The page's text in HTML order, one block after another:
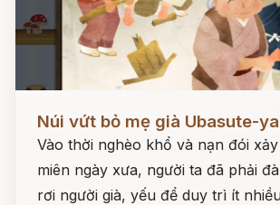
Núi vứt bỏ mẹ già Ubasute-
Vào thời nghèo khổ và nạn đói
miên ngày xưa, người ta đã phải
rơi người già, yếu để duy trì ít